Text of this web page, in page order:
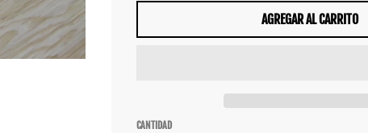
AGREGAR AL CARRITO
CANTIDAD